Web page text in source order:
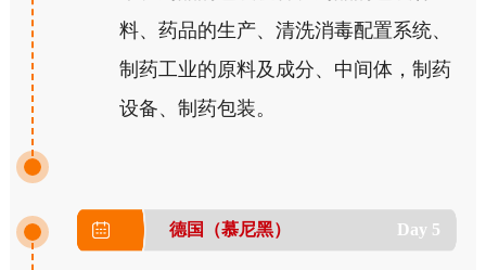
料、药品的生产、清洗消毒配置系统、
制药工业的原料及成分、中间体，制药
设备、制药包装。
Day 5
德国（慕尼黑）